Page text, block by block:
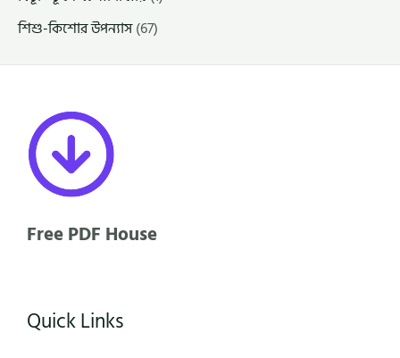
শিশু-কিশোর উপন্যাস(67)
Free PDF House
Quick Links